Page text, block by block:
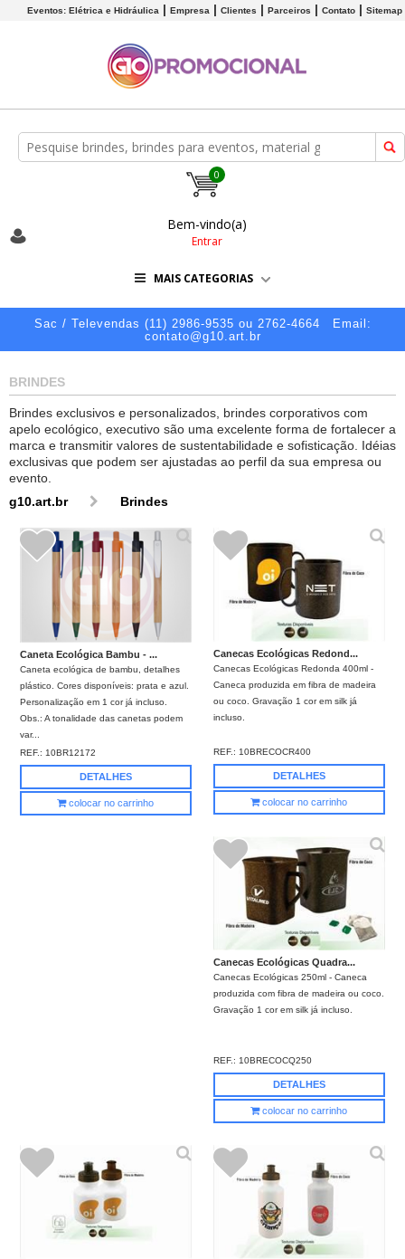
Eventos: Elétrica e Hidráulica Empresa Clientes Parceiros Contato Sitemap
0
Bem-vindo(a)
Entrar
MAIS CATEGORIAS
Sac / Televendas (11) 2986-9535 ou 2762-4664
Email:
contato@g10.art.br
BRINDES
Brindes exclusivos e personalizados, brindes corporativos com
apelo ecológico, executivo são uma excelente forma de fortalecer a
marca e transmitir valores de sustentabilidade e sofisticação. Idéias
exclusivas que podem ser ajustadas ao perfil da sua empresa ou
evento.
g10.art.br
Brindes
Caneta Ecológica Bambu - ...
Caneta ecológica de bambu, detalhes
plástico. Cores disponíveis: prata e azul.
Personalização em 1 cor já incluso.
Obs.: A tonalidade das canetas podem
var...
REF.: 10BR12172
DETALHES
colocar no carrinho
Canecas Ecológicas Redond...
Canecas Ecológicas Redonda 400ml -
Caneca produzida em fibra de madeira
ou coco. Gravação 1 cor em silk já
incluso.
REF.: 10BRECOCR400
DETALHES
colocar no carrinho
Canecas Ecológicas Quadra...
Canecas Ecológicas 250ml - Caneca
produzida com fibra de madeira ou coco.
Gravação 1 cor em silk já incluso.
REF.: 10BRECOCQ250
DETALHES
colocar no carrinho